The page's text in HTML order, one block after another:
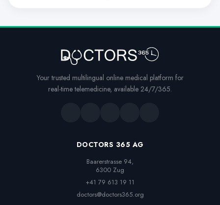
Your trusted multilingual online medical platform for
real-time telemedicine, available 24/7/365.
DOCTORS 365 AG
Baarerstrasse 94,
6300 Zug
+41 79 613 19 11
doctors@doctors365.org